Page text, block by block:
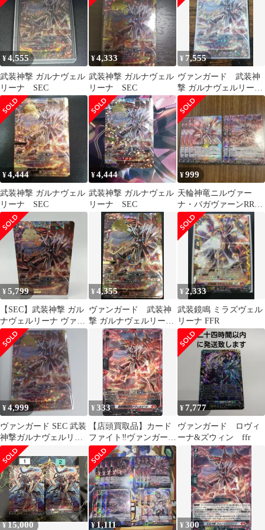
¥4,555
武装神撃 ガルナヴェル
リーナ SEC
¥4,333
武装神撃 ガルナヴェル
リーナ SEC
¥ 7,555
ヴァンガード 武装神
撃 ガルナヴェルリーナ
SEC
¥4,444
武装神撃 ガルナヴェル
リーナ SEC
¥4,444
武装神撃 ガルナヴェル
リーナ SEC
¥999
天輪神竜ニルヴァー
ナ・バガヴァーンRRR
武装神撃ガルナヴェリ
ーナRRR
¥5,799
【SEC】武装神撃 ガル
ナヴェルリーナ ヴァン
ガード 伝説の先導者達
/ VG-DZ-SS16
¥4,355
ヴァンガード 武装神
撃 ガルナヴェルリーナ
SEC シークレット
伝説の先導者達
¥2,333
武装鏡鳴 ミラズヴェル
リーナ FFR
¥4,999
ヴァンガード SEC 武装
神撃ガルナヴェルリー
ナ 即購入OK
¥333
【店頭買取品】カード
ファイト‼︎ヴァンガー
ド,シングルカード,DZ
シリーズ,スペシャルシ
リーズ
DZ/SS16/SR03SR 武装
神撃 ガルナヴェルリー
ナ SR
¥7,777
ヴァンガード ロヴィ
ーナ&ズウィン ffr
¥15,000 ¥1,111 ¥300